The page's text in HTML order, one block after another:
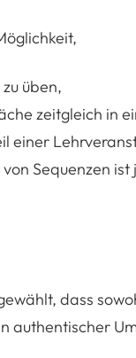
üben,
zeitgleich in
einer
Sequenzen
dass
authentischer